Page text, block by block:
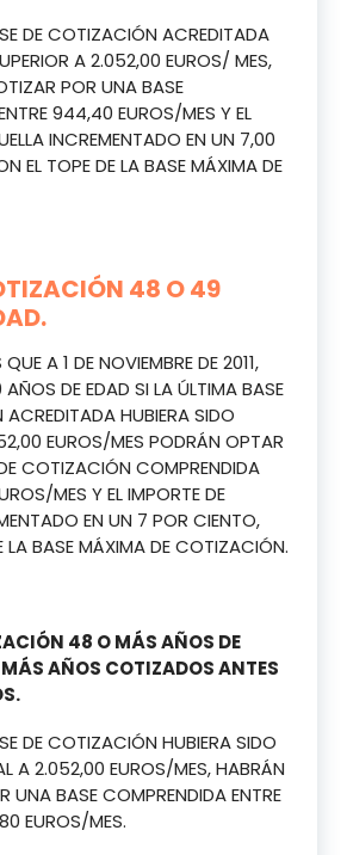
DE COTIZACIÓN ACREDITADA
A 2.052,00 EUROS/ MES,
POR UNA BASE
944,40 EUROS/MES Y EL
INCREMENTADO EN UN 7,00
EL TOPE DE LA BASE MÁXIMA DE
48 O 49
A 1 DE NOVIEMBRE DE 2011,
DE EDAD SI LA ÚLTIMA BASE
HUBIERA SIDO
EUROS/MES PODRÁN OPTAR
COTIZACIÓN COMPRENDIDA
MES Y EL IMPORTE DE
EN UN 7 POR CIENTO,
LA BASE MÁXIMA DE COTIZACIÓN.
48 O MÁS AÑOS DE
AÑOS COTIZADOS ANTES
DE COTIZACIÓN HUBIERA SIDO
A 2.052,00 EUROS/MES, HABRÁN
UNA BASE COMPRENDIDA ENTRE
EUROS/MES.